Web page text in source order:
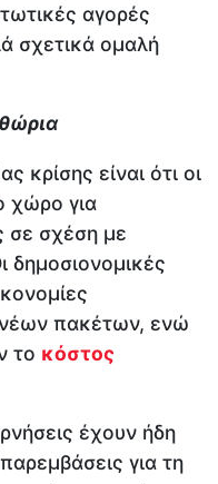
αγορές
σχετικά ομαλή
κρίσης είναι ότι οι
χώρο για
σε σχέση με
δημοσιονομικές
νέων πακέτων, ενώ
το κόστος
έχουν ήδη
για τη